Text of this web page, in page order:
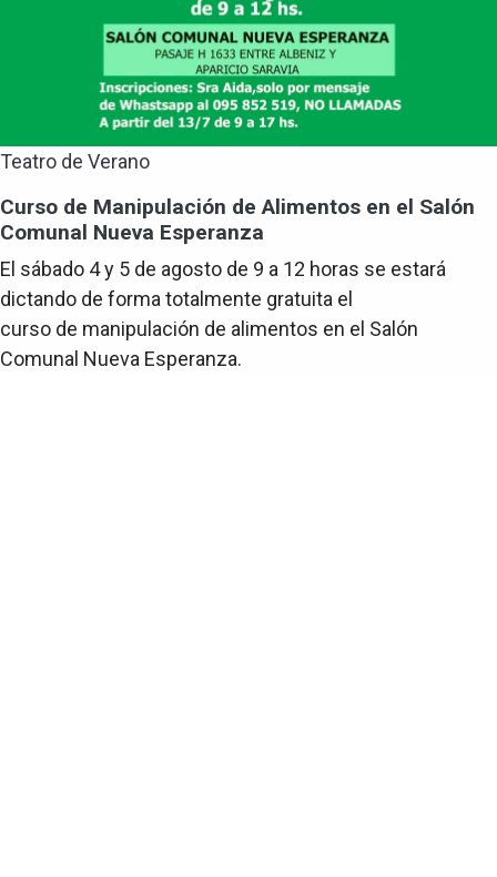
Teatro de Verano
Curso de Manipulación de Alimentos en el Salón
Comunal Nueva Esperanza
El sábado 4 y 5 de agosto de 9 a 12 horas se estará
dictando de forma totalmente gratuita el
curso de manipulación de alimentos en el Salón
Comunal Nueva Esperanza.